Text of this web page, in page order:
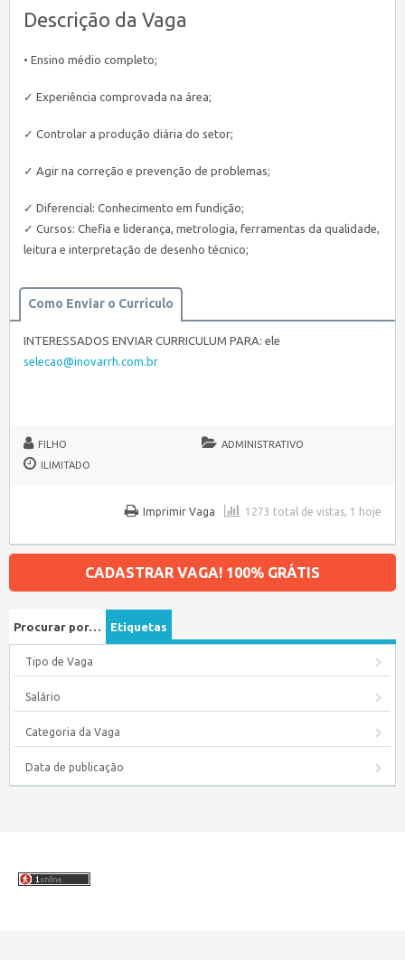
Descrição da Vaga
• Ensino médio completo;
✓ Experiência comprovada na área;
✓ Controlar a produção diária do setor;
✓ Agir na correção e prevenção de problemas;
✓ Diferencial: Conhecimento em fundição;
✓ Cursos: Chefia e liderança, metrologia, ferramentas da qualidade,
leitura e interpretação de desenho técnico;
Como Enviar o Currículo
INTERESSADOS ENVIAR CURRICULUM PARA: ele
selecao@inovarrh.com.br
FILHO
ADMINISTRATIVO
ILIMITADO
1273 total de vistas, 1 hoje
Imprimir Vaga
CADASTRAR VAGA! 100% GRÁTIS
Procurar por… Etiquetas
Tipo de Vaga
Salário
Categoria da Vaga
Data de publicação